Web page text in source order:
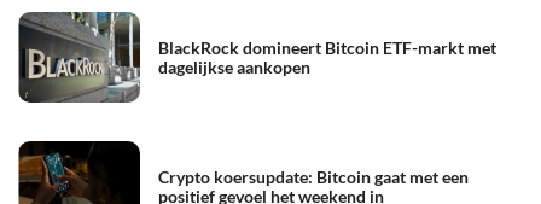
BlackRock domineert Bitcoin ETF-markt met
dagelijkse aankopen
Crypto koersupdate: Bitcoin gaat met een
positief gevoel het weekend in